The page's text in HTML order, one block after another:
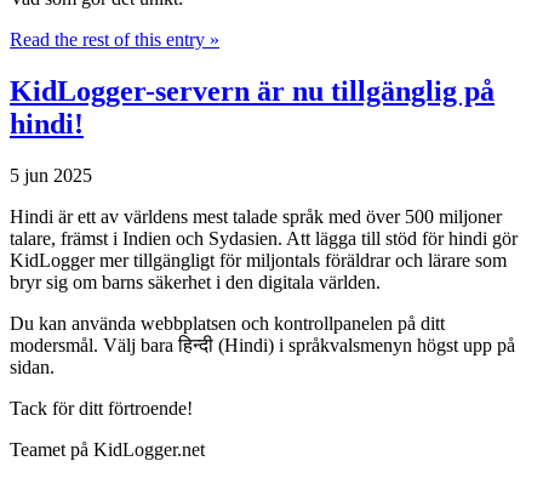
Read the rest of this entry »
KidLogger-servern är nu tillgänglig på
hindi!
5 jun 2025
Hindi är ett av världens mest talade språk med över 500 miljoner
talare, främst i Indien och Sydasien. Att lägga till stöd för hindi gör
KidLogger mer tillgängligt för miljontals föräldrar och lärare som
bryr sig om barns säkerhet i den digitala världen.
Du kan använda webbplatsen och kontrollpanelen på ditt
modersmål. Välj bara हिन्दी (Hindi) i språkvalsmenyn högst upp på
sidan.
Tack för ditt förtroende!
Teamet på KidLogger.net